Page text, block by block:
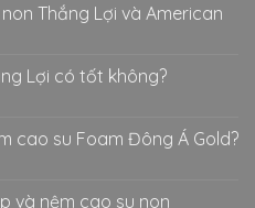
Thắng Lợi và American
Lợi có tốt không?
cao su Foam Đông Á Gold?
và nệm cao su non